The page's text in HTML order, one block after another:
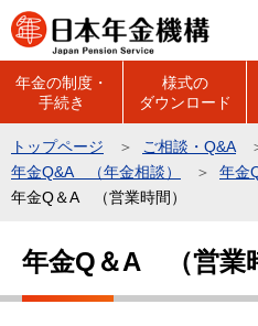
こ
の
の
先
年金の制度・
手続き
様式の
ダウンロード
トップページ ご相談・Q&A
年金Q&A （年金相談）
年金
年金Q＆A （営業時間）
こ
年金Q＆A （営業